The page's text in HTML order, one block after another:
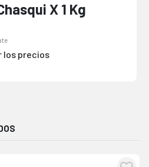
X 1 Kg
los precios